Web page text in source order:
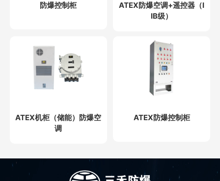
防爆控制柜
ATEX防爆空调+遥控器（I
IB级）
ATEX机柜（储能）防爆空
调
ATEX防爆控制柜